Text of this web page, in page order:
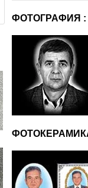
ФОТОГРАФИЯ :